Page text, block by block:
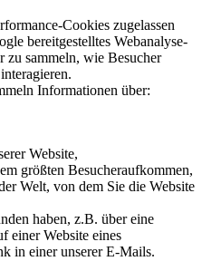
Cookies zugelassen
bereitgestelltes Webanalyse-
zu sammeln, wie Besucher
Informationen über:
Website,
größten Besucheraufkommen,
Welt, von dem Sie die Website
haben, z.B. über eine
einer Website eines
in einer unserer E-Mails.